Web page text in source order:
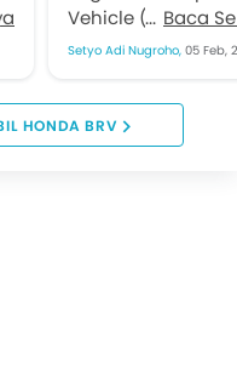
Vehicle (LSUV)
dengan segmen
menarik bagi
Indonesia.
Baca
Setyo Adi Nugroho, 05 Feb,
HONDA BRV